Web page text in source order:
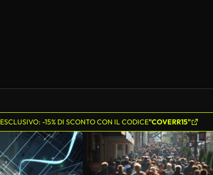
ESCLUSIVO: -15% DI SCONTO CON IL CODICE"COVERR15"